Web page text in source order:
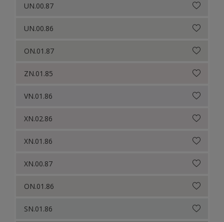
UN.00.87
UN.00.86
ON.01.87
ZN.01.85
VN.01.86
XN.02.86
XN.01.86
XN.00.87
ON.01.86
SN.01.86